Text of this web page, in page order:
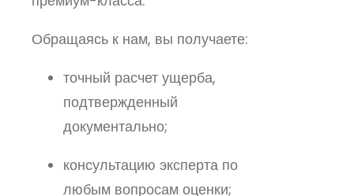
Обращаясь к нам, вы получаете:
точный расчет ущерба,
подтвержденный
документально;
консультацию эксперта по
любым вопросам оценки;